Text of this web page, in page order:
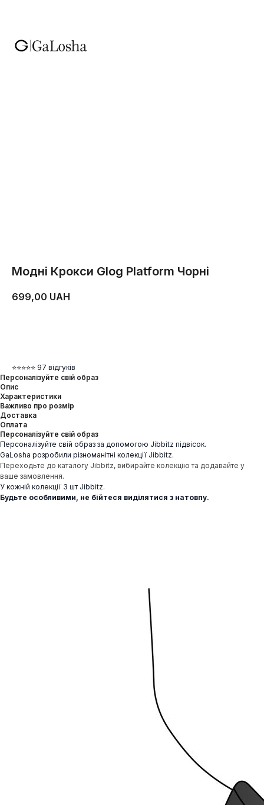
Модні Крокси Glog Platform Чорні
699,00 UAH
⭐⭐⭐⭐⭐ 97 відгуків
Персоналізуйте свій образ
Опис
Характеристики
Важливо про розмір
Доставка
Оплата
Персоналізуйте свій образ
Персоналізуйте свій образ за допомогою Jibbitz підвісок.
GaLosha розробили різноманітні колекції Jibbitz.
Переходьте до каталогу Jibbitz, вибирайте колекцію та додавайте у
ваше замовлення.
У кожній колекції 3 шт Jibbitz.
Будьте особливими, не бійтеся виділятися з натовпу.